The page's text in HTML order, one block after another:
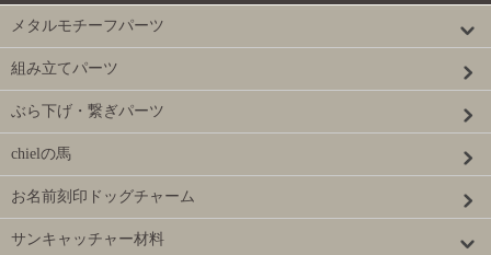
メタルモチーフパーツ
組み立てパーツ
ぶら下げ・繋ぎパーツ
chielの馬
お名前刻印ドッグチャーム
サンキャッチャー材料